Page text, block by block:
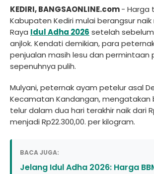
KEDIRI, BANGSAONLINE.com- Harga
Kabupaten Kediri mulai berangsur naik
Raya Idul Adha 2026 setelah
anjlok. Kendati demikian, para
penjualan masih lesu dan permintaan
sepenuhnya pulih.
Mulyani, peternak ayam petelur asal
Kecamatan Kandangan, mengatakan
telur dalam dua hari terakhir naik dari
menjadi Rp22.300,00. per kilogram.
BACA JUGA:
Jelang Idul Adha 2026: Harga